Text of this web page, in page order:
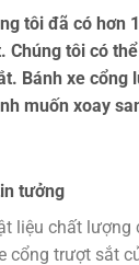
tôi đã có hơn
Chúng tôi có
Bánh xe cổng
muốn xoay
tưởng
liệu chất lượng
cổng trượt sắt